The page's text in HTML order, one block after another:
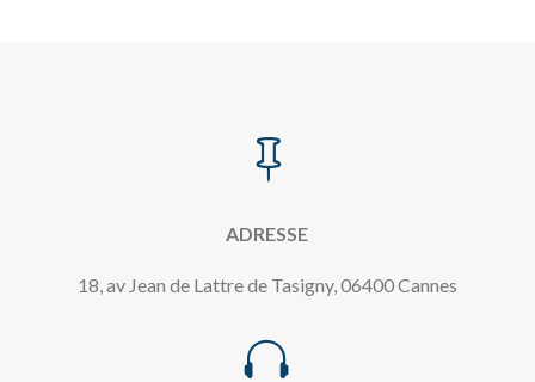

ADRESSE
18, av Jean de Lattre de Tasigny, 06400 Cannes
